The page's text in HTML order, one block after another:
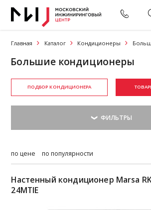
Главная Каталог Кондиционеры
Большие кондиционеры
ПОДБОР КОНДИЦИОНЕРА
по цене по популярности
Настенный кондиционер Marsa
24MTIE